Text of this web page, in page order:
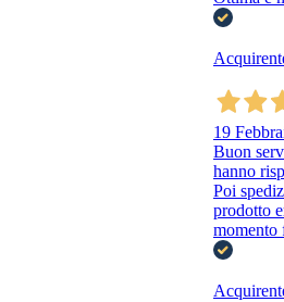
19
Buon
hanno
Poi
prodotto
momento